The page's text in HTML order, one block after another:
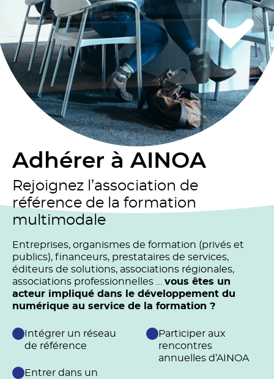
Adhérer à AINOA
Rejoignez l’association de
référence de la formation
multimodale
Entreprises, organismes de formation (privés et
publics), financeurs, prestataires de services,
éditeurs de solutions, associations régionales,
associations professionnelles … vous êtes un
acteur impliqué dans le développement du
numérique au service de la formation ?
Intégrer un réseau
de référence
Entrer dans un
Participer aux
rencontres
annuelles d’AINOA